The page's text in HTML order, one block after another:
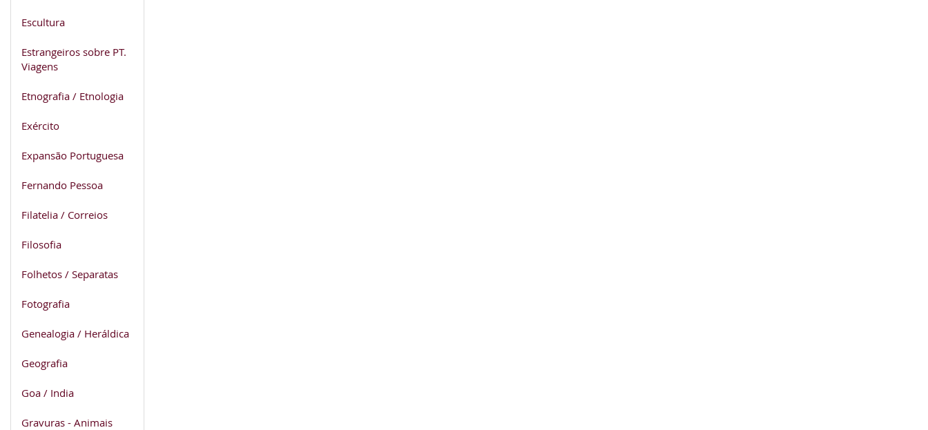
Escultura
Estrangeiros sobre PT.
Viagens
Etnografia / Etnologia
Exército
Expansão Portuguesa
Fernando Pessoa
Filatelia / Correios
Filosofia
Folhetos / Separatas
Fotografia
Genealogia / Heráldica
Geografia
Goa / India
Gravuras - Animais